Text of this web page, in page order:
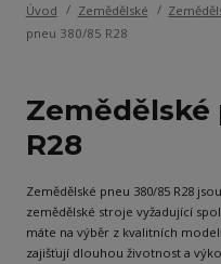
Úvod Zemědělské
pneu 380/85 R28
Zemědělské
R28
Zemědělské pneu 380/85 R28
zemědělské stroje vyžadující
máte na výběr z kvalitních
zajišťují dlouhou životnost a